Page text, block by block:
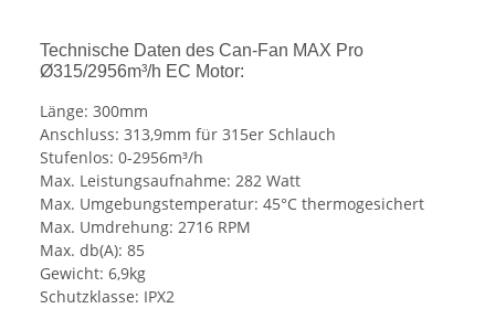
Technische Daten des Can-Fan MAX Pro
Ø315/2956m³/h EC Motor:
Länge: 300mm
Anschluss: 313,9mm für 315er Schlauch
Stufenlos: 0-2956m³/h
Max. Leistungsaufnahme: 282 Watt
Max. Umgebungstemperatur: 45°C thermogesichert
Max. Umdrehung: 2716 RPM
Max. db(A): 85
Gewicht: 6,9kg
Schutzklasse: IPX2